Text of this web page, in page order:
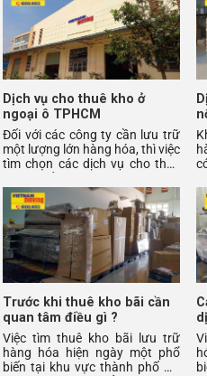
Dịch vụ cho thuê kho ở
ngoại ô TPHCM
Đối với các công ty cần lưu trữ
một lượng lớn hàng hóa, thì việc
tìm chọn các dịch vụ cho thuê
là sự
Trước khi thuê kho bãi cần
quan tâm điều gì ?
Việc tìm thuê kho bãi lưu trữ
hàng hóa hiện ngày một phổ
biến tại khu vực thành phố Hồ